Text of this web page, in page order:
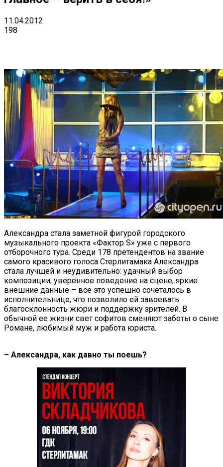
11.04.2012
198
Александра стала заметной фигурой городского
музыкального проекта «Фактор S» уже с первого
отборочного тура. Среди 178 претендентов на звание
самого красивого голоса Стерлитамака Александра
стала лучшей и неудивительно: удачный выбор
композиции, уверенное поведение на сцене, яркие
внешние данные – все это успешно сочеталось в
исполнительнице, что позволило ей завоевать
благосклонность жюри и поддержку зрителей. В
обычной ее жизни свет софитов сменяют заботы о сыне
Романе, любимый муж и работа юриста.
– Александра, как давно ты поешь?